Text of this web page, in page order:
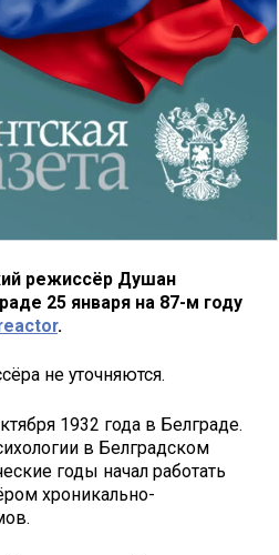
режиссёр Душан
25 января на 87-м году
.
не уточняются.
1932 года в Белграде.
в Белградском
годы начал работать
хроникально-